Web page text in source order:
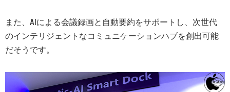
また、AIによる会議録画と自動要約をサポートし、次世代
のインテリジェントなコミュニケーションハブを創出可能
だそうです。